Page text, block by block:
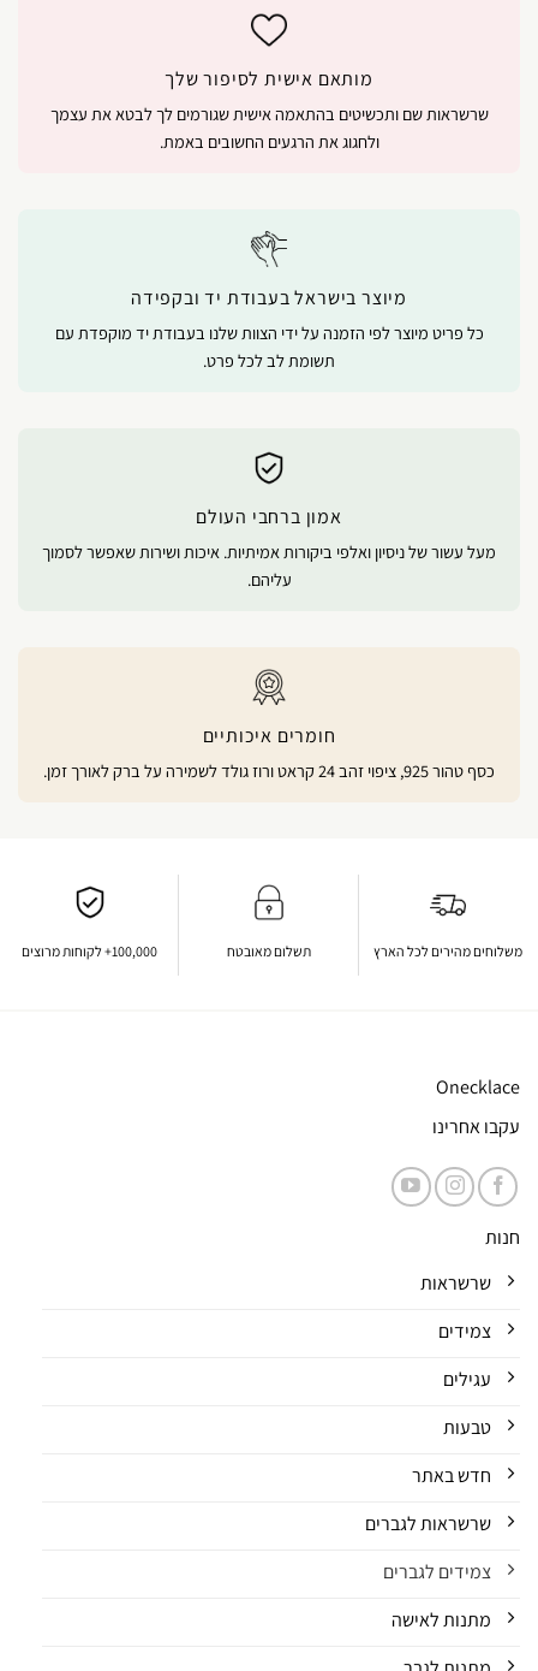
מותאם אישית לסיפור שלך
שרשראות שם ותכשיטים בהתאמה אישית שגורמים לך לבטא את עצמך
ולחגוג את הרגעים החשובים באמת.
מיוצר בישראל בעבודת יד ובקפידה
כל פריט מיוצר לפי הזמנה על ידי הצוות שלנו בעבודת יד מוקפדת עם
תשומת לב לכל פרט.
אמון ברחבי העולם
מעל עשור של ניסיון ואלפי ביקורות אמיתיות. איכות ושירות שאפשר לסמוך
עליהם.
חומרים איכותיים
כסף טהור 925, ציפוי זהב 24 קראט ורוז גולד לשמירה על ברק לאורך זמן.
משלוחים מהירים לכל הארץ תשלום מאובטח 100,000+ לקוחות מרוצים
Onecklace
עקבו אחרינו
חנות
שרשראות
צמידים
עגילים
טבעות
חדש באתר
שרשראות לגברים
צמידים לגברים
מתנות לאישה